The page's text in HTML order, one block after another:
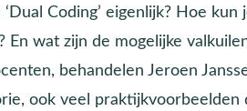
‘Dual Coding’ eigenlijk? Hoe
wat zijn de mogelijke
behandelen Jeroen
ook veel praktijkvoorbeelden